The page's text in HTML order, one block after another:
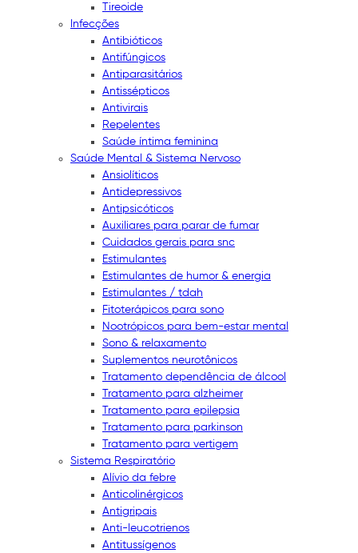
Tireoide
Infecções
Antibióticos
Antifúngicos
Antiparasitários
Antissépticos
Antivirais
Repelentes
Saúde íntima feminina
Saúde Mental & Sistema Nervoso
Ansiolíticos
Antidepressivos
Antipsicóticos
Auxiliares para parar de fumar
Cuidados gerais para snc
Estimulantes
Estimulantes de humor & energia
Estimulantes / tdah
Fitoterápicos para sono
Nootrópicos para bem-estar mental
Sono & relaxamento
Suplementos neurotônicos
Tratamento dependência de álcool
Tratamento para alzheimer
Tratamento para epilepsia
Tratamento para parkinson
Tratamento para vertigem
Sistema Respiratório
Alívio da febre
Anticolinérgicos
Antigripais
Anti-leucotrienos
Antitussígenos